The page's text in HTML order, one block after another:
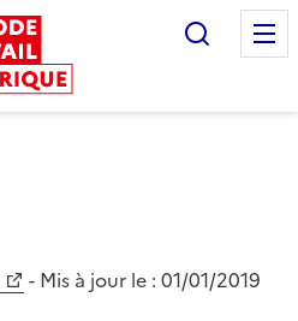
- Mis à jour le : 01/01/2019